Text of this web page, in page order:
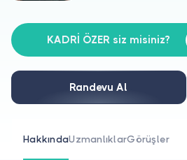
Doktorlar için
Doktor musunuz?
KADRİ ÖZER siz misiniz?
Randevu Al
HakkındaUzmanlıklarGörüşler